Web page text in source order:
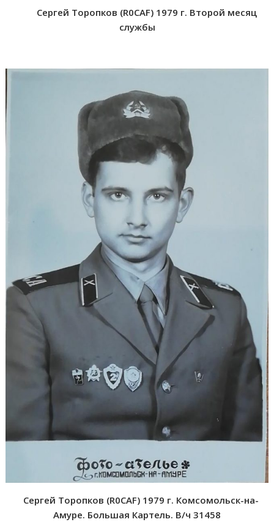
Сергей Торопков (R0CAF) 1979 г. Второй месяц
службы
Сергей Торопков (R0CAF) 1979 г. Комсомольск-на-
Амуре. Большая Картель. В/ч 31458